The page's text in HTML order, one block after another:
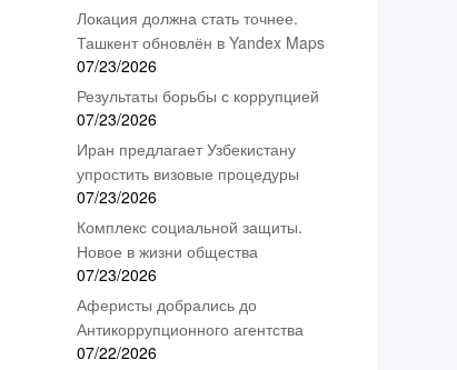
Локация должна стать точнее.
Ташкент обновлён в Yandex Maps
07/23/2026
Результаты борьбы с коррупцией
07/23/2026
Иран предлагает Узбекистану
упростить визовые процедуры
07/23/2026
Комплекс социальной защиты.
Новое в жизни общества
07/23/2026
Аферисты добрались до
Антикоррупционного агентства
07/22/2026